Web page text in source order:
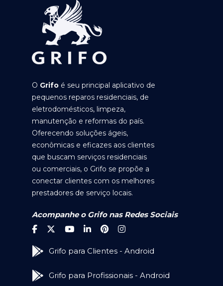
O Grifo é seu principal aplicativo de
pequenos reparos residenciais, de
eletrodomésticos, limpeza,
manutenção e reformas do país.
Oferecendo soluções ágeis,
econômicas e eficazes aos clientes
que buscam serviços residenciais
ou comerciais, o Grifo se propõe a
conectar clientes com os melhores
prestadores de serviço locais.
Acompanhe o Grifo nas Redes Sociais
Grifo para Clientes - Android
Grifo para Profissionais - Android